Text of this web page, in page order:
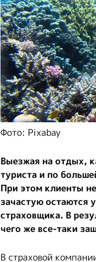
Фото: Pixabay
Выезжая на отдых,
туриста и по
При этом клиенты
зачастую остаются
страховщика. В
чего же все-таки
В страховой